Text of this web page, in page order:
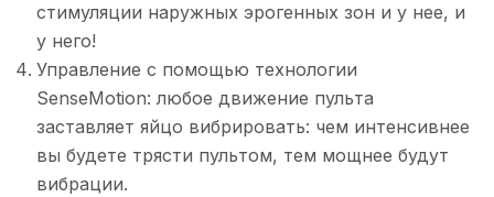
стимуляции наружных эрогенных зон и у нее, и
у него!
Управление с помощью технологии
SenseMotion: любое движение пульта
заставляет яйцо вибрировать: чем интенсивнее
вы будете трясти пультом, тем мощнее будут
вибрации.